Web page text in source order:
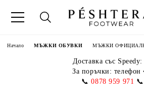
Начало МЪЖКИ ОБУВКИ МЪЖКИ
Доставка със Speedy:
За поръчки: телефон
📞 0878 959 971 📞